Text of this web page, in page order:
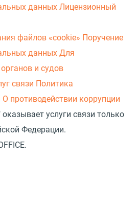
данных Лицензионный
файлов «cookie» Поручение
данных Для
и судов
связи Политика
О противодействии коррупции
услуги связи только
Федерации.